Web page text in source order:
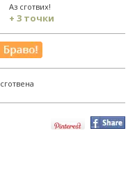
Аз сготвих!
+ 3 точки
сготвена